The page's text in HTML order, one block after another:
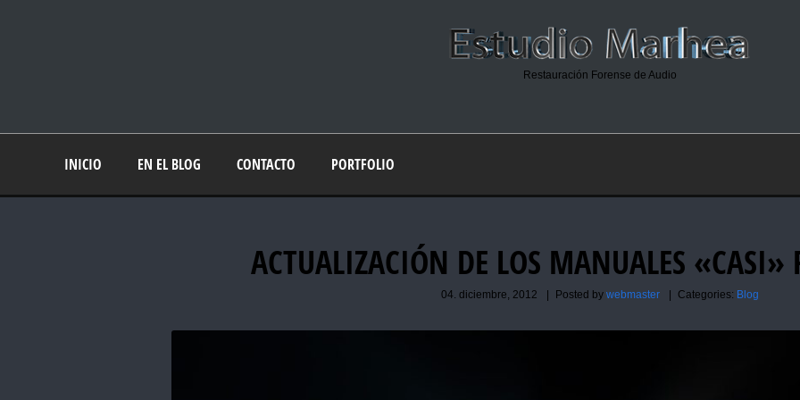
Restauración Forense de Audio
INICIO EN EL BLOG CONTACTO PORTFOLIO
ACTUALIZACIÓN DE LOS MANUALES
04. diciembre, 2012 Posted by webmaster Categories: Blog